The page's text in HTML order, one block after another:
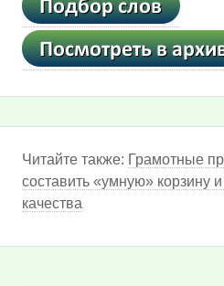
Читайте также: Грамотные
составить «умную» корзину
качества